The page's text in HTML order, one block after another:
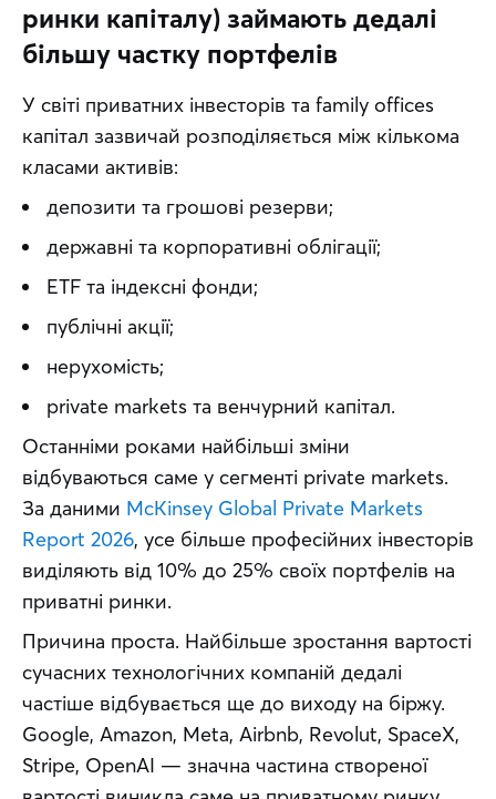
ринки капіталу) займають дедалі
більшу частку портфелів
У світі приватних інвесторів та family offices
капітал зазвичай розподіляється між кількома
класами активів:
депозити та грошові резерви;
державні та корпоративні облігації;
ETF та індексні фонди;
публічні акції;
нерухомість;
private markets та венчурний капітал.
Останніми роками найбільші зміни
відбуваються саме у сегменті private markets.
За даними McKinsey Global Private Markets
Report 2026, усе більше професійних інвесторів
виділяють від 10% до 25% своїх портфелів на
приватні ринки.
Причина проста. Найбільше зростання вартості
сучасних технологічних компаній дедалі
частіше відбувається ще до виходу на біржу.
Google, Amazon, Meta, Airbnb, Revolut, SpaceX,
Stripe, OpenAI — значна частина створеної